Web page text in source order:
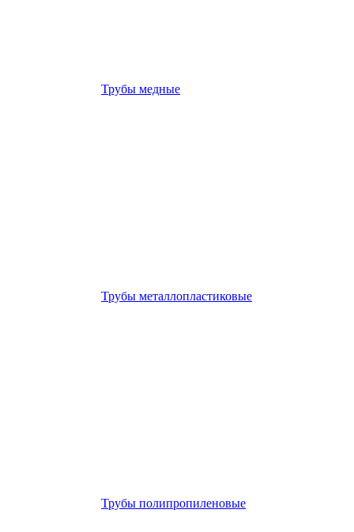
Трубы медные
Трубы металлопластиковые
Трубы полипропиленовые